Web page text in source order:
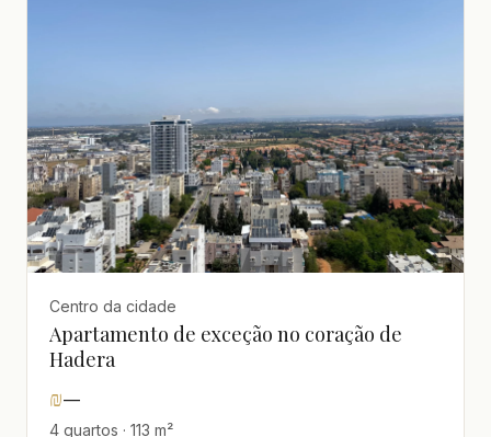
Centro da cidade
Apartamento de exceção no coração de
Hadera
₪—
4 quartos · 113 m²